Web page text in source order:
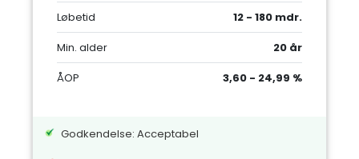
Løbetid
12 - 180 mdr.
Min. alder
20 år
ÅOP
3,60 - 24,99 %
Godkendelse: Acceptabel